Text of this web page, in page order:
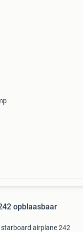
opblaasbaar
starboard airplane 242